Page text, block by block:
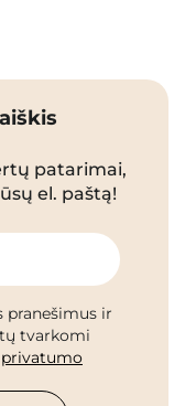
patarimai,
el. paštą!
pranešimus ir
tvarkomi
privatumo